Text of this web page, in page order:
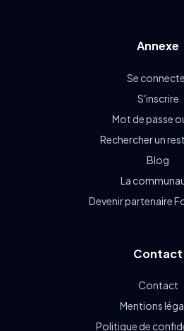
Annexe
Se
S'inscrire
Mot de passe
Rechercher un
Blog
La
Devenir partenaire
Contact
Contact
Mentions
Politique de